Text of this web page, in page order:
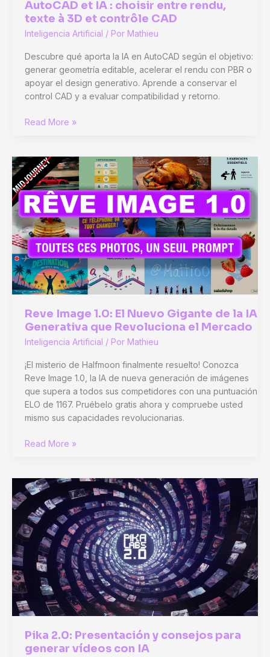
AutoCAD et IA : choisir entre rendu,
texte à 3D et contrôle CAD
Inteligencia Artificial / Por Mathieu
Descubre qué aporta la IA en AutoCAD según el objetivo:
generar geometría editable, acelerar el rendu con PBR o
apoyar el design generativo. Aprende a conservar el
control CAD y a evaluar compatibilidad y retorno.
AutoCAD
:
choisir
entre
rendu,
texte
à
3D
et
contrôle
CAD
Read More »
Reve Image 1.0: El Nuevo Gigante de la IA
Generativa que Revoluciona el Mercado
Inteligencia Artificial / Por Mathieu
¡El misterio de Halfmoon finalmente resuelto! Conozca
Reve Image 1.0, la IA de nueva generación de imágenes
que supera a todos sus competidores con una puntuación
ELO de 1167. Pruébelo gratis ahora y compruebe usted
mismo sus capacidades revolucionarias.
Reve
El
Nuevo
Gigante
de
la
Generativa
Revoluciona
el
Mercado
Read More »
Pika 2.0: Presentación y consejos para
generar vídeos con IA